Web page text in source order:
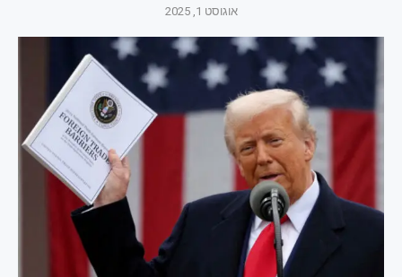
אוגוסט 1, 2025